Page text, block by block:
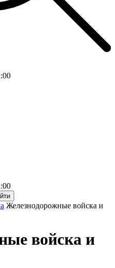
Железнодорожные войска и
войска и